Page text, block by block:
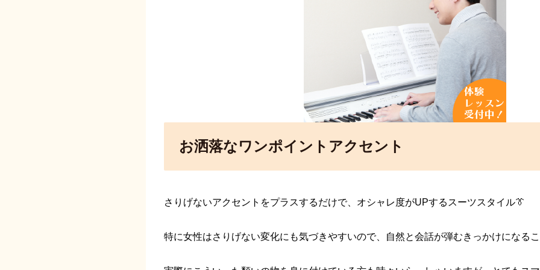
お洒落なワンポイントアクセント
さりげないアクセントをプラスするだけで、オシャレ度がUPするスーツスタイル👔
特に女性はさりげない変化にも気づきやすいので、自然と会話が弾むきっかけになる